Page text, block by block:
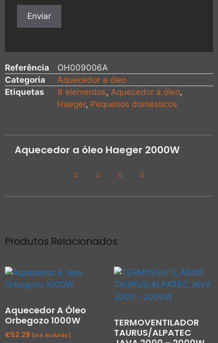
Referência
OH009006A
Categoria
Aquecedor a óleo
Etiquetas
9 elementos, Aquecedor a óleo,
Haeger, Pequenos domésticos
Aquecedor a óleo Haeger 2000W
Produtos Relacionados
Aquecedor A Óleo
Orbegozo 1000W
€52.29 (IVA Incluído)
TERMOVENTILADOR
TAURUS/ALPATEC